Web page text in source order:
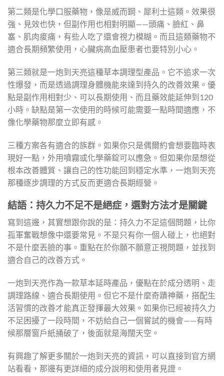
第二類是化學口服藥物，像是威而鋼、犀利士這類。效果很
強、見效也快，但副作用也相對明顯——頭痛、臉紅、鼻
塞、肌肉痠痛，有些人吃了還會視力模糊。而且這類藥物不
適合長期頻繁使用，心臟病高血壓患者也要特別小心。
第三類就是一炮到天亮這種草本調理型產品。它不追求一次
性爆發，而是透過調理身體機能來達到持久的改善效果。優
點是副作用相對少、可以長期使用、而且藥效能延伸到120
小時。缺點是第一次使用的時候可能需要一點時間適應，不
像化學藥物那麼立即有感。
三種方案各有適合的族群。如果你只是偶爾約會想要臨時表
現好一點，外用噴霧或化學藥錠可以應急。但如果你是想從
根本改善體質、讓自己的性功能回到穩定水準，一炮到天亮
那種逐步調理的方式反而更適合長期經營。
結語：持久力不足不是絕症，選對方法才是關鍵
寫到這邊，其實想跟你說的是：持久力不足這個問題，比你
孤軍奮戰想像中還要常見。不是只有你一個人碰上，也絕對
不是什麼丟臉的事。重點在於你願不願意正視問題，並找到
適合自己的改善方式。
一炮到天亮作為一款草本延時產品，優點在於成分透明、走
調理路線、適合長期使用。但它不是什麼奇蹟神藥，搭配生
活習慣的改善才能真正發揮最大效果。如果你已經被持久力
不足困擾了一段時間，不妨給自己一個嘗試的機會——有時
候那層窗戶紙捅破了，後面就是海闊天空。
有興趣了解更多關於一炮到天亮的資訊，可以直接到官方網
站看看，那邊有更詳細的成分說明和使用者見證。